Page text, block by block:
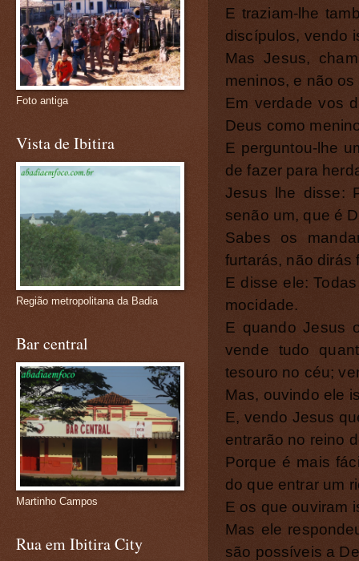
E traziam-lhe
discípulos, vendo
Mas Jesus,
meninos, e não
Em verdade vos
Deus como
E perguntou-lhe
de fazer para
Jesus lhe disse:
senão um, que é
Sabes os
furtarás, não dirás
E disse ele:
mocidade.
E quando Jesus
vende tudo
tesouro no céu;
Mas, ouvindo ele
E, vendo Jesus
entrarão no reino
Porque é mais
do que entrar um
E os que ouviram
Mas ele
são possíveis a
Foto antiga
Vista de Ibitira
Região metropolitana da Badia
Bar central
Martinho Campos
Rua em Ibitira City